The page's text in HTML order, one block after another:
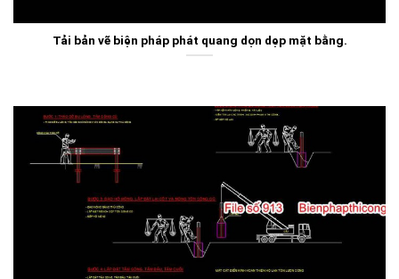
Tải bản vẽ biện pháp phát quang dọn dẹp mặt bằng.